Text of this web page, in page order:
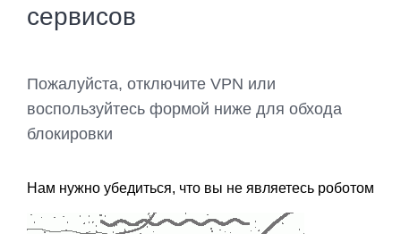
сервисов
Пожалуйста, отключите VPN или
воспользуйтесь формой ниже для обхода
блокировки
Нам нужно убедиться, что вы не являетесь роботом